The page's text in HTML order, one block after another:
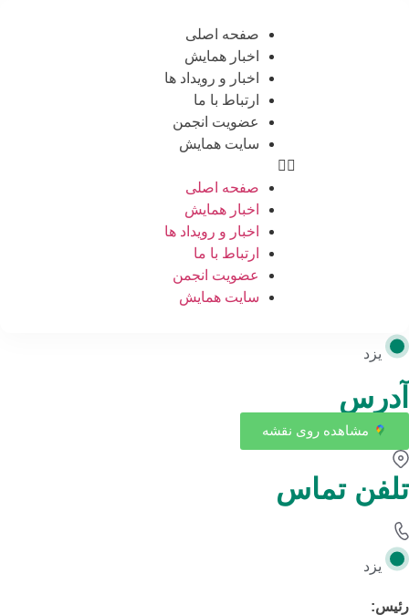
صفحه اصلی
اخبار همایش
اخبار و رویداد ها
ارتباط با ما
عضویت انجمن
سایت همایش
صفحه اصلی
اخبار همایش
اخبار و رویداد ها
ارتباط با ما
عضویت انجمن
سایت همایش
یزد
آدرس
مشاهده روی نقشه
تلفن تماس
یزد
رئیس: